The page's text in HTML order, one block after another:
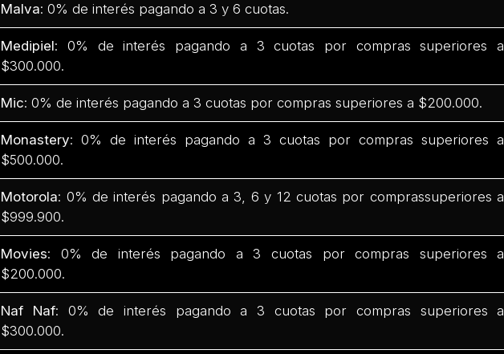
Malva: 0% de interés pagando a 3 y 6 cuotas.
Medipiel: 0% de interés pagando a 3 cuotas por compras superiores a
$300.000.
Mic: 0% de interés pagando a 3 cuotas por compras superiores a $200.000.
Monastery: 0% de interés pagando a 3 cuotas por compras superiores a
$500.000.
Motorola: 0% de interés pagando a 3, 6 y 12 cuotas por comprassuperiores a
$999.900.
Movies: 0% de interés pagando a 3 cuotas por compras superiores a
$200.000.
Naf Naf: 0% de interés pagando a 3 cuotas por compras superiores a
$300.000.